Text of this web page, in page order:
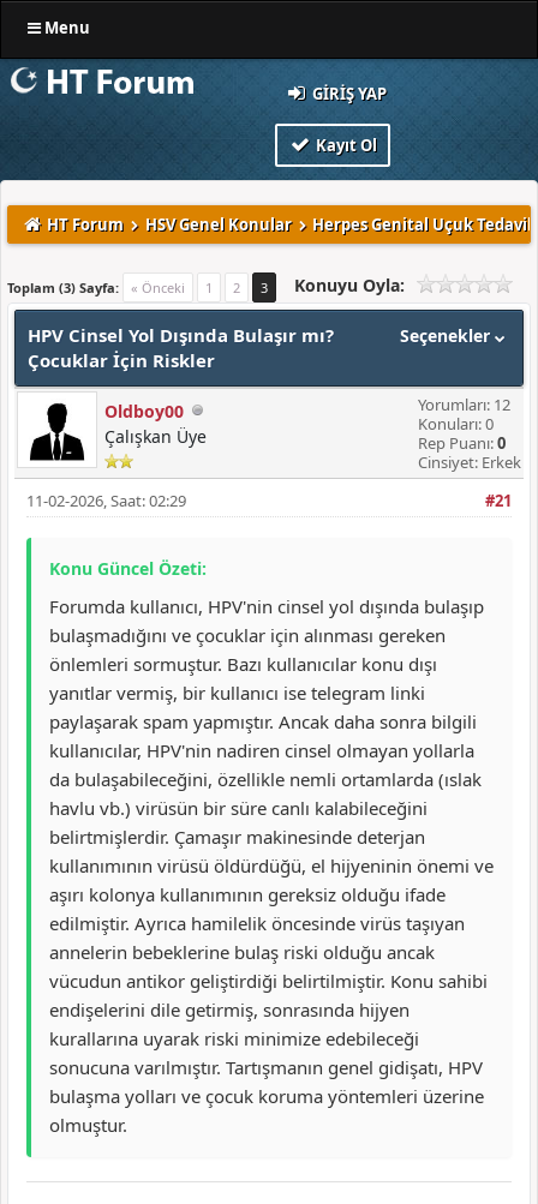
Menu
GIRIŞ YAP
Kayıt Ol
HT Forum HSV Genel Konular Herpes Genital Uçuk
Toplam (3) Sayfa: « Önceki 1 2 3 Konuyu Oyla:
Seçenekler
HPV Cinsel Yol Dışında Bulaşır mı?
Çocuklar İçin Riskler
Oldboy00
Çalışkan Üye
Yorumları: 12
Konuları: 0
Rep Puanı:0
Cinsiyet: Erkek
#21
11-02-2026, Saat: 02:29
Konu Güncel Özeti:
Forumda kullanıcı, HPV'nin cinsel yol dışında bulaşıp
bulaşmadığını ve çocuklar için alınması gereken
önlemleri sormuştur. Bazı kullanıcılar konu dışı
yanıtlar vermiş, bir kullanıcı ise telegram linki
paylaşarak spam yapmıştır. Ancak daha sonra bilgili
kullanıcılar, HPV'nin nadiren cinsel olmayan yollarla
da bulaşabileceğini, özellikle nemli ortamlarda (ıslak
havlu vb.) virüsün bir süre canlı kalabileceğini
belirtmişlerdir. Çamaşır makinesinde deterjan
kullanımının virüsü öldürdüğü, el hijyeninin önemi ve
aşırı kolonya kullanımının gereksiz olduğu ifade
edilmiştir. Ayrıca hamilelik öncesinde virüs taşıyan
annelerin bebeklerine bulaş riski olduğu ancak
vücudun antikor geliştirdiği belirtilmiştir. Konu sahibi
endişelerini dile getirmiş, sonrasında hijyen
kurallarına uyarak riski minimize edebileceği
sonucuna varılmıştır. Tartışmanın genel gidişatı, HPV
bulaşma yolları ve çocuk koruma yöntemleri üzerine
olmuştur.